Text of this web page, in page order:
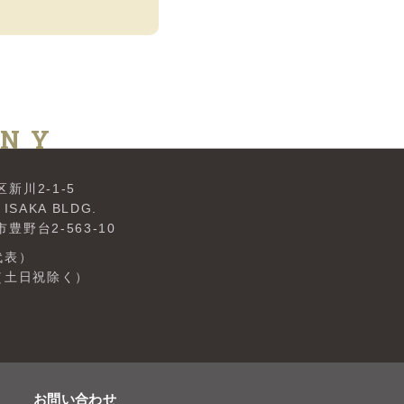
新川2-1-5
BLDG.
豊野台2-563-10
）
日祝除く）
お問い合わせ